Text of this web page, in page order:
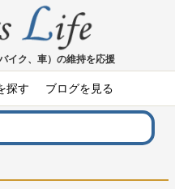
イク、車）の維持を応援
探す ブログを見る